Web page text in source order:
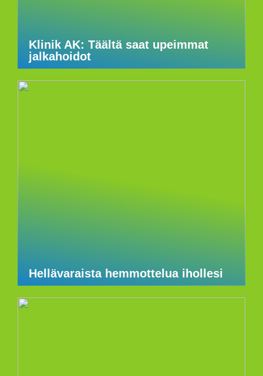
Klinik AK: Täältä saat upeimmat
jalkahoidot
Hellävaraista hemmottelua ihollesi